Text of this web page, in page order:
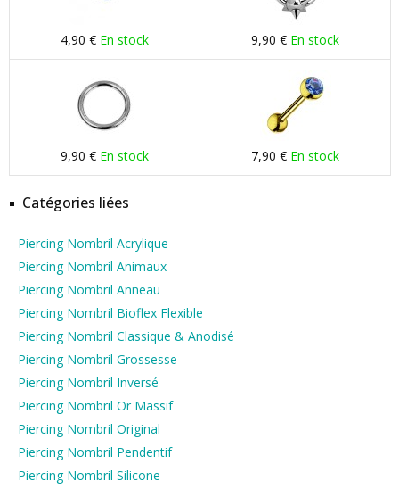
4,90 € En stock 9,90 € En stock
9,90 € En stock 7,90 € En stock
Catégories liées
Piercing Nombril Acrylique
Piercing Nombril Animaux
Piercing Nombril Anneau
Piercing Nombril Bioflex Flexible
Piercing Nombril Classique & Anodisé
Piercing Nombril Grossesse
Piercing Nombril Inversé
Piercing Nombril Or Massif
Piercing Nombril Original
Piercing Nombril Pendentif
Piercing Nombril Silicone